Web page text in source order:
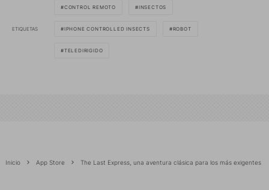
ETIQUETAS
CONTROL REMOTO INSECTOS
IPHONE CONTROLLED INSECTS ROBOT
TELEDIRIGIDO
Inicio App Store The Last Express, una aventura clásica para los más exigentes